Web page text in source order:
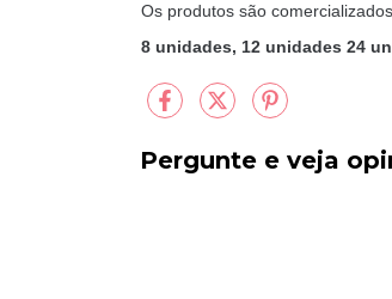
Os produtos são
8 unidades, 12 unidades 24
Pergunte e veja